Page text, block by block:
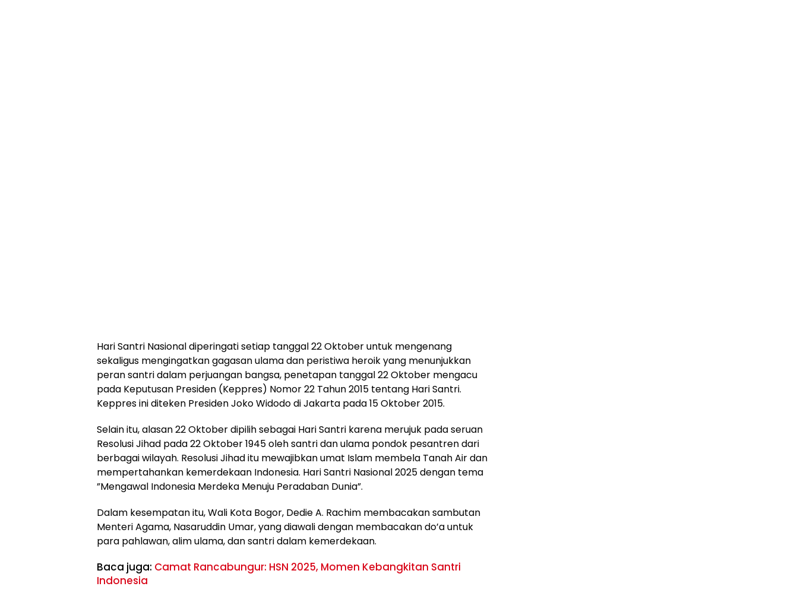
Hari Santri Nasional diperingati setiap tanggal 22 Oktober untuk mengenang
sekaligus mengingatkan gagasan ulama dan peristiwa heroik yang menunjukkan
peran santri dalam perjuangan bangsa, penetapan tanggal 22 Oktober mengacu
pada Keputusan Presiden (Keppres) Nomor 22 Tahun 2015 tentang Hari Santri.
Keppres ini diteken Presiden Joko Widodo di Jakarta pada 15 Oktober 2015.
Selain itu, alasan 22 Oktober dipilih sebagai Hari Santri karena merujuk pada seruan
Resolusi Jihad pada 22 Oktober 1945 oleh santri dan ulama pondok pesantren dari
berbagai wilayah. Resolusi Jihad itu mewajibkan umat Islam membela Tanah Air dan
mempertahankan kemerdekaan Indonesia. Hari Santri Nasional 2025 dengan tema
”Mengawal Indonesia Merdeka Menuju Peradaban Dunia”.
Dalam kesempatan itu, Wali Kota Bogor, Dedie A. Rachim membacakan sambutan
Menteri Agama, Nasaruddin Umar, yang diawali dengan membacakan do’a untuk
para pahlawan, alim ulama, dan santri dalam kemerdekaan.
Baca juga: Camat Rancabungur: HSN 2025, Momen Kebangkitan Santri
Indonesia